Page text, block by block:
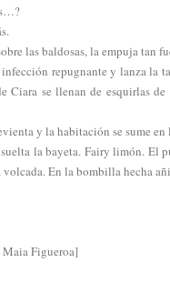
las baldosas, la empuja tan
repugnante y lanza la
Ciara se llenan de esquirlas
y la habitación se sume
la bayeta. Fairy limón. El
En la bombilla hecha
Figueroa]